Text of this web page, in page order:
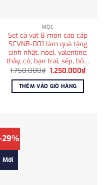
MỘC
Set cà vạt 8 món cao cấp
SCVN8-001 làm quà tặng
sinh nhật, noel, valentine;
thầy, cô; bạn trai, sếp, bố…
1.750.000₫ Giá
là:
1.750.000₫.
1.250.000₫Giá
hiện
THÊM VÀO GIỎ HÀNG
29%
Mới